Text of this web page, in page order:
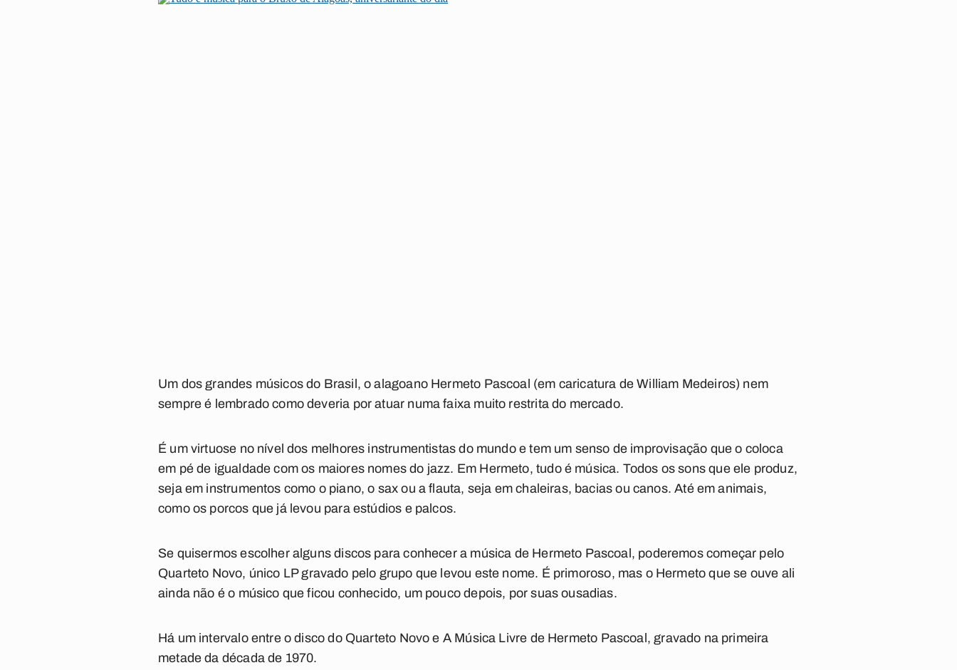
Um dos grandes músicos do Brasil, o alagoano Hermeto Pascoal (em caricatura de William Medeiros) nem
sempre é lembrado como deveria por atuar numa faixa muito restrita do mercado.
É um virtuose no nível dos melhores instrumentistas do mundo e tem um senso de improvisação que o coloca
em pé de igualdade com os maiores nomes do jazz. Em Hermeto, tudo é música. Todos os sons que ele produz,
seja em instrumentos como o piano, o sax ou a flauta, seja em chaleiras, bacias ou canos. Até em animais,
como os porcos que já levou para estúdios e palcos.
Se quisermos escolher alguns discos para conhecer a música de Hermeto Pascoal, poderemos começar pelo
Quarteto Novo, único LP gravado pelo grupo que levou este nome. É primoroso, mas o Hermeto que se ouve ali
ainda não é o músico que ficou conhecido, um pouco depois, por suas ousadias.
Há um intervalo entre o disco do Quarteto Novo e A Música Livre de Hermeto Pascoal , gravado na primeira
metade da década de 1970.